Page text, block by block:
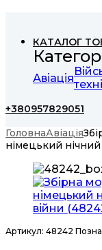
КАТАЛОГ
Авіація
+380957829051
ГоловнаАвіація
німецький
Артикул: 48242